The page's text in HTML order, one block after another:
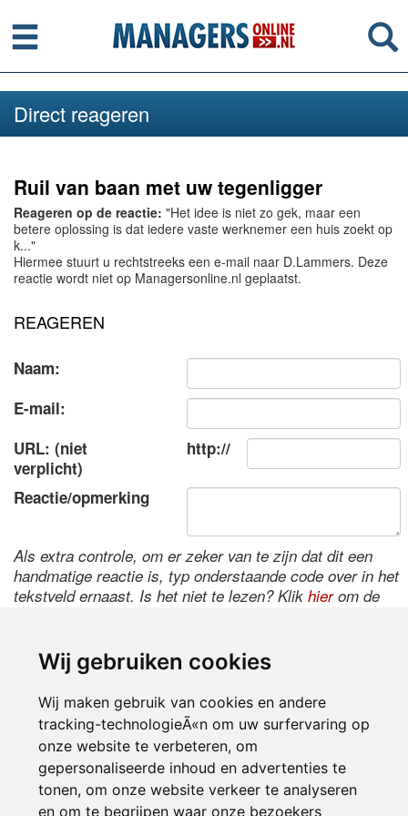
Wij gebruiken cookies
Wij maken gebruik van cookies en andere
tracking-technologieÃ«n om uw surfervaring op
onze website te verbeteren, om
gepersonaliseerde inhoud en advertenties te
tonen, om onze website verkeer te analyseren
en om te begrijpen waar onze bezoekers
Menu
Direct reageren
Ruil van baan met uw tegenligger
Reageren op de reactie: "Het idee is niet zo gek, maar een
betere oplossing is dat iedere vaste werknemer een huis zoekt op
k..."
Hiermee stuurt u rechtstreeks een e-mail naar D.Lammers. Deze
reactie wordt niet op Managersonline.nl geplaatst.
REAGEREN
Naam:
E-mail:
URL: (niet
verplicht)
http://
Reactie/opmerking
Als extra controle, om er zeker van te zijn dat dit een
handmatige reactie is, typ onderstaande code over in het
tekstveld ernaast. Is het niet te lezen? Klik hierom de